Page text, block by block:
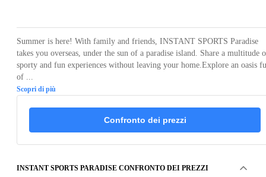
Summer is here! With family and friends, INSTANT SPORTS Paradise
takes you overseas, under the sun of a paradise island. Share a multitude
sporty and fun experiences without leaving your home.Explore an oasis
of ...
Scopri di più
Confronto dei prezzi
INSTANT SPORTS PARADISE CONFRONTO DEI PREZZI